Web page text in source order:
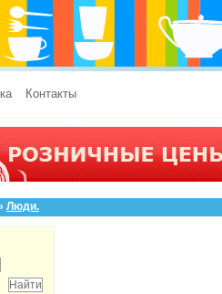
Контакты
Люди.